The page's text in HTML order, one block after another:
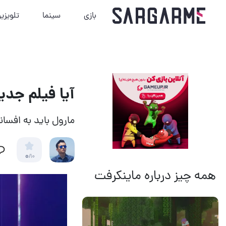
بازی سینما
همه چیز درباره ماینکرفت
آیا فیلم
مارول باید به
0/10